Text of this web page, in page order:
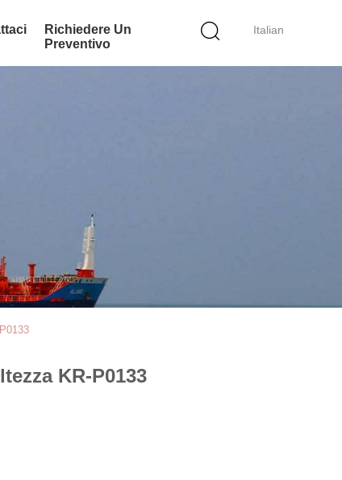
Italian
Richiedere Un
Preventivo
KR-P0133